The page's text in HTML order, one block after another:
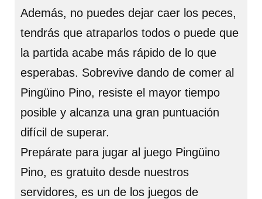
Además, no puedes dejar caer los peces,
tendrás que atraparlos todos o puede que
la partida acabe más rápido de lo que
esperabas. Sobrevive dando de comer al
Pingüino Pino, resiste el mayor tiempo
posible y alcanza una gran puntuación
difícil de superar.
Prepárate para jugar al juego Pingüino
Pino, es gratuito desde nuestros
servidores, es un de los juegos de